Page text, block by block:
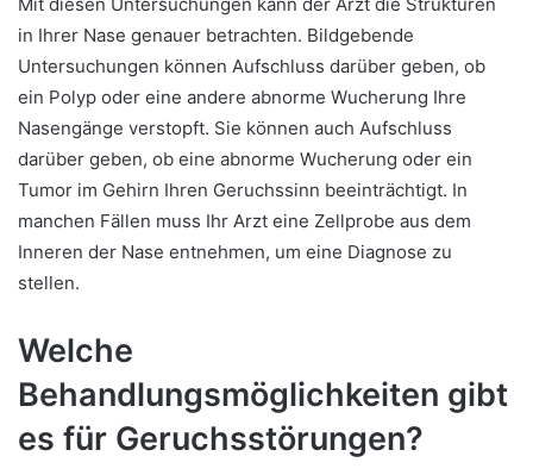
in Ihrer Nase genauer betrachten. Bildgebende
Untersuchungen können Aufschluss darüber geben, ob
ein Polyp oder eine andere abnorme Wucherung Ihre
Nasengänge verstopft. Sie können auch Aufschluss
darüber geben, ob eine abnorme Wucherung oder ein
Tumor im Gehirn Ihren Geruchssinn beeinträchtigt. In
manchen Fällen muss Ihr Arzt eine Zellprobe aus dem
Inneren der Nase entnehmen, um eine Diagnose zu
stellen.
Welche
Behandlungsmöglichkeiten gibt
es für Geruchsstörungen?